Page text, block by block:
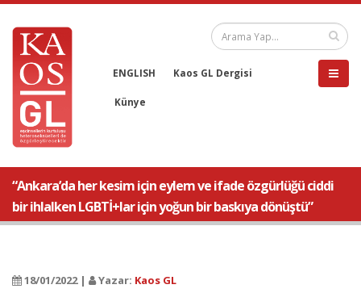
ENGLISH Kaos GL Dergisi
Künye
“Ankara’da her kesim için eylem ve ifade özgürlüğü ciddi
bir ihlalken LGBTİ+lar için yoğun bir baskıya dönüştü”
18/01/2022 | Yazar: Kaos GL